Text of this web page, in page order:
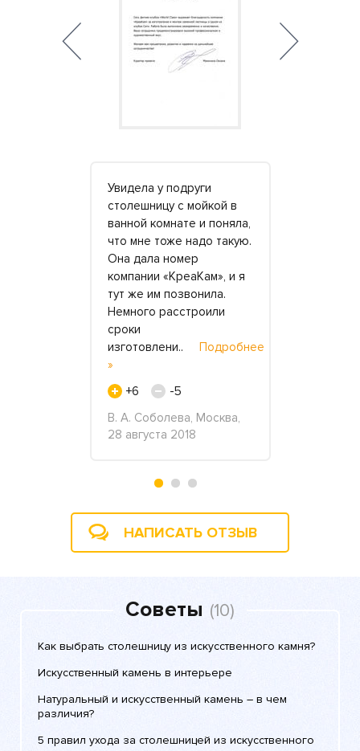
Увидела у подруги
столешницу с мойкой в
ванной комнате и поняла,
что мне тоже надо такую.
Она дала номер
компании «КреаКам», и я
тут же им позвонила.
Немного расстроили
сроки
изготовлени.. Подробнее
»
+6
-5
В. А. Соболева, Москва,
28 августа 2018
НАПИСАТЬ ОТЗЫВ
Советы (10)
Как выбрать столешницу из искусственного камня?
Искусственный камень в интерьере
Натуральный и искусственный камень – в чем
различия?
5 правил ухода за столешницей из искусственного